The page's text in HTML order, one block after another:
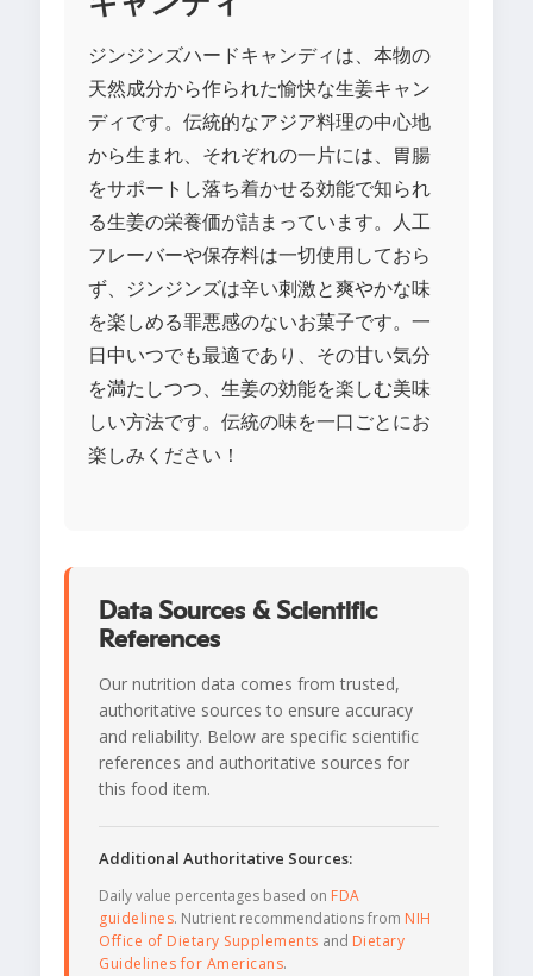
ジンジンズハードキャンディは、本物の
天然成分から作られた愉快な生姜キャン
ディです。伝統的なアジア料理の中心地
から生まれ、それぞれの一片には、胃腸
をサポートし落ち着かせる効能で知られ
る生姜の栄養価が詰まっています。人工
フレーバーや保存料は一切使用しておら
ず、ジンジンズは辛い刺激と爽やかな味
を楽しめる罪悪感のないお菓子です。一
日中いつでも最適であり、その甘い気分
を満たしつつ、生姜の効能を楽しむ美味
しい方法です。伝統の味を一口ごとにお
楽しみください！
Data Sources & Scientific
References
Our nutrition data comes from trusted,
authoritative sources to ensure accuracy
and reliability. Below are specific scientific
references and authoritative sources for
this food item.
Additional Authoritative Sources:
Daily value percentages based on FDA
guidelines. Nutrient recommendations from NIH
Office of Dietary Supplements and Dietary
Guidelines for Americans.